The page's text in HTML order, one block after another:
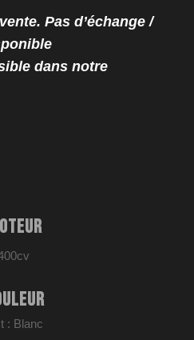
Pas d’échange /
dans notre
: Blanc